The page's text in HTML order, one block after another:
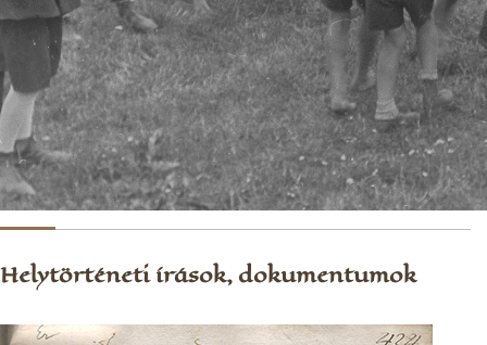
Helytörténeti írások, dokumentumok